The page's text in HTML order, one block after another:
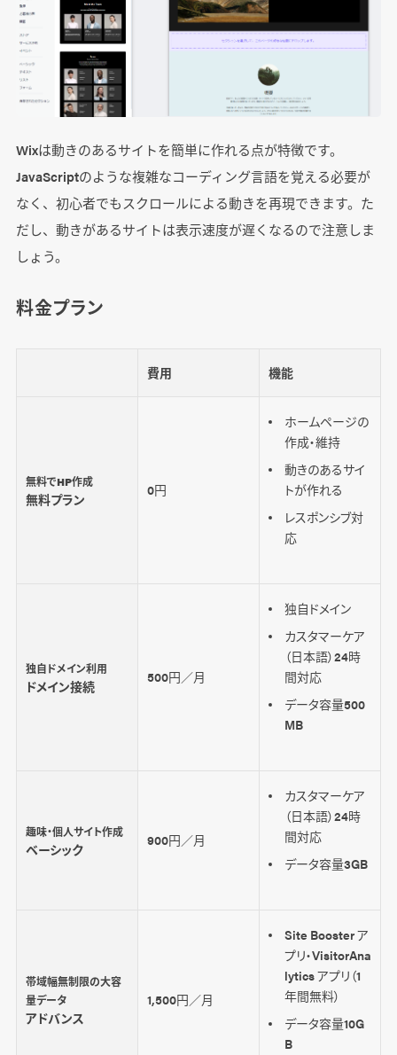
Wixは動きのあるサイトを簡単に作れる点が特徴です。
JavaScriptのような複雑なコーディング言語を覚える必要が
なく、初心者でもスクロールによる動きを再現できます。た
だし、動きがあるサイトは表示速度が遅くなるので注意しま
しょう。
料金プラン
費用 機能
無料でHP作成
無料プラン
0円
ホームページの
作成・維持
動きのあるサイ
トが作れる
レスポンシブ対
応
独自ドメイン利用
ドメイン接続
500円／月
独自ドメイン
カスタマーケア
（日本語）24時
間対応
データ容量500
MB
趣味・個人サイト作成
ベーシック
900円／月
カスタマーケア
（日本語）24時
間対応
データ容量3GB
帯域幅無制限の大容
量データ
アドバンス
1,500円／月
Site Booster ア
プリ・VisitorAna
lytics アプリ（1
年間無料）
データ容量10G
B